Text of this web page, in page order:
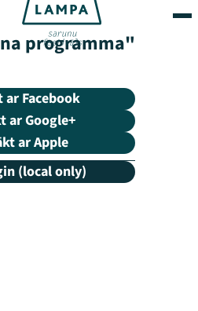
programma"
ar Facebook
ar Google+
ar Apple
(local only)